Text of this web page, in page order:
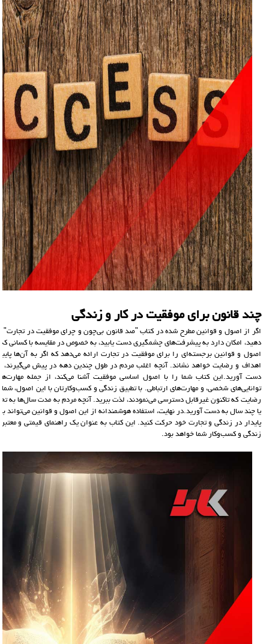
چند قانون برای موفقیت در کار و زندگی
اگر از اصول و قوانین مطرح شده در کتاب "صد قانون بی‌چون و چرای موفقیت در تجارت"
دهید، امکان دارد به پیشرفت‌های چشمگیری دست یابید، به خصوص در مقایسه با کسانی که
اصول و قوانین برجسته‌ای را برای موفقیت در تجارت ارائه می‌دهد که اگر به آن‌ها
اهداف و رضایت خواهد نشاند. آنچه اغلب مردم در طول چندین دهه در پیش
دست آورید.این کتاب شما را با اصول اساسی موفقیت آشنا می‌کند، از جمله مهارت‌های
توانایی‌های شخصی، و مهارت‌های ارتباطی. با تطبیق زندگی و کسب‌وکارتان با این اصول،
رضایت که تاکنون غیرقابل دسترسی می‌نمودند، لذت ببرید. آنچه مردم به مدت سال‌ها به
یا چند سال به دست آورید.در نهایت، استفاده هوشمندانه از این اصول و قوانین
پایدار در زندگی و تجارت خود حرکت کنید. این کتاب به عنوان یک راهنمای قیمتی و معتبر
زندگی و کسب‌وکار شما خواهد بود.